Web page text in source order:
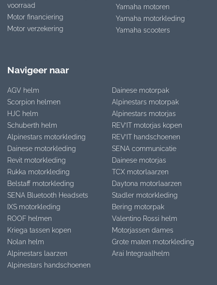
voorraad
Motor financiering
Motor verzekering
Yamaha motoren
Yamaha motorkleding
Yamaha scooters
Navigeer naar
AGV helm
Scorpion helmen
HJC helm
Schuberth helm
Alpinestars motorkleding
Dainese motorkleding
Revit motorkleding
Rukka motorkleding
Belstaff motorkleding
SENA Bluetooth Headsets
IXS motorkleding
ROOF helmen
Kriega tassen kopen
Nolan helm
Alpinestars laarzen
Alpinestars handschoenen
Dainese motorpak
Alpinestars motorpak
Alpinestars motorjas
REV’IT motorjas kopen
REV’IT handschoenen
SENA communicatie
Dainese motorjas
TCX motorlaarzen
Daytona motorlaarzen
Stadler motorkleding
Bering motorpak
Valentino Rossi helm
Motorjassen dames
Grote maten motorkleding
Arai Integraalhelm